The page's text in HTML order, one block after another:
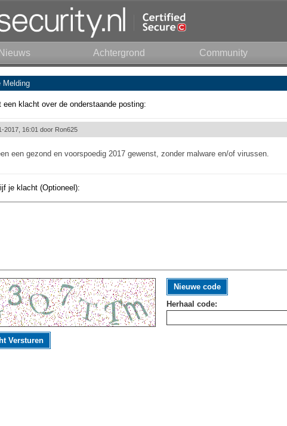
Nieuws Achtergrond Community
Melding
een klacht over de onderstaande posting:
2017, 16:01 door Ron625
een gezond en voorspoedig 2017 gewenst, zonder malware en/of virussen.
je klacht (Optioneel):
Nieuwe code
Herhaal code:
Versturen